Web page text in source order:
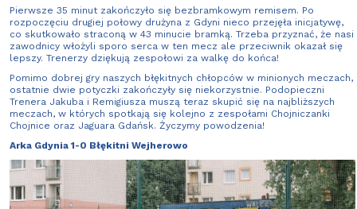
Pierwsze 35 minut zakończyło się bezbramkowym remisem. Po
rozpoczęciu drugiej połowy drużyna z Gdyni nieco przejęła inicjatywę,
co skutkowało straconą w 43 minucie bramką. Trzeba przyznać, że nasi
zawodnicy włożyli sporo serca w ten mecz ale przeciwnik okazał się
lepszy. Trenerzy dziękują zespołowi za walkę do końca!
Pomimo dobrej gry naszych błękitnych chłopców w minionych meczach,
ostatnie dwie potyczki zakończyły się niekorzystnie. Podopieczni
Trenera Jakuba i Remigiusza muszą teraz skupić się na najbliższych
meczach, w których spotkają się kolejno z zespołami Chojniczanki
Chojnice oraz Jaguara Gdańsk. Życzymy powodzenia!
Arka Gdynia 1-0 Błękitni Wejherowo